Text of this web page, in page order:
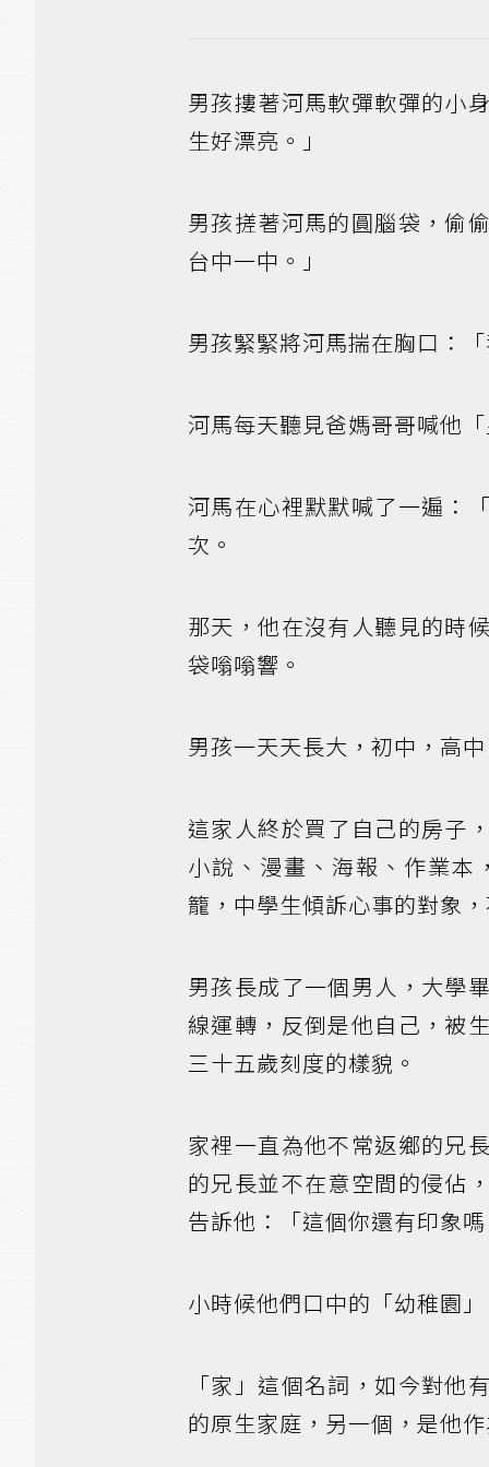
男孩摟著河馬軟彈軟彈的小
生好漂亮。」
男孩搓著河馬的圓腦袋，偷
台中一中。」
男孩緊緊將河馬揣在胸口：
河馬每天聽見爸媽哥哥喊他
河馬在心裡默默喊了一遍：
次。
那天，他在沒有人聽見的時
袋嗡嗡響。
男孩一天天長大，初中，高
這家人終於買了自己的房子
小說、漫畫、海報、作業
籠，中學生傾訴心事的對象
男孩長成了一個男人，大學
線運轉，反倒是他自己，被
三十五歲刻度的樣貌。
家裡一直為他不常返鄉的兄
的兄長並不在意空間的侵佔
告訴他：「這個你還有印象
小時候他們口中的「幼稚園
「家」這個名詞，如今對
的原生家庭，另一個，是他